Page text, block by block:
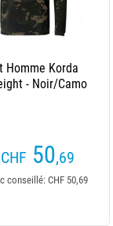
Homme Korda
- Noir/Camo
CHF 50,69
conseillé: CHF 50,69